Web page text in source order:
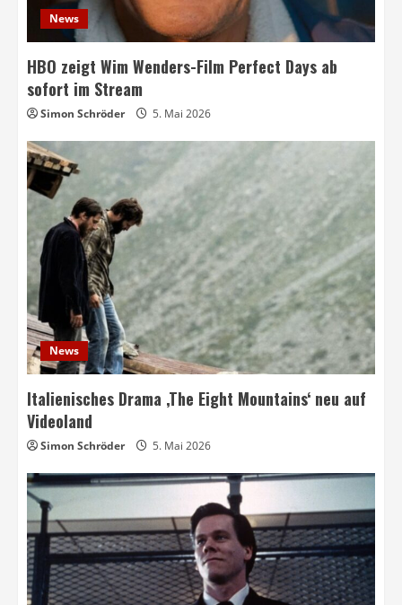
News
HBO zeigt Wim Wenders-Film Perfect Days ab
sofort im Stream
Simon Schröder 5. Mai 2026
News
Italienisches Drama ‚The Eight Mountains‘ neu auf
Videoland
Simon Schröder 5. Mai 2026